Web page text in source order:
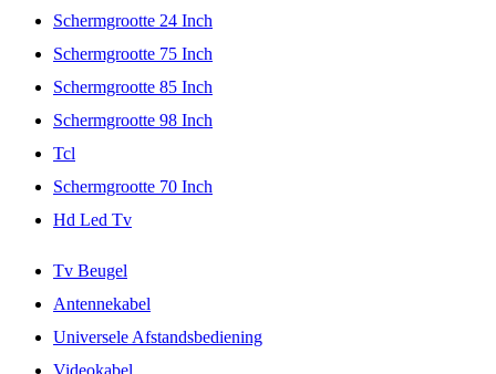
Schermgrootte 24 Inch
Schermgrootte 75 Inch
Schermgrootte 85 Inch
Schermgrootte 98 Inch
Tcl
Schermgrootte 70 Inch
Hd Led Tv
Tv Beugel
Antennekabel
Universele Afstandsbediening
Videokabel